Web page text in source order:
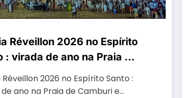
Réveillon 2026 no Espírito
: virada de ano na Praia de
e opções de festas
2026 no Espírito Santo :
ano na Praia de Camburi e…